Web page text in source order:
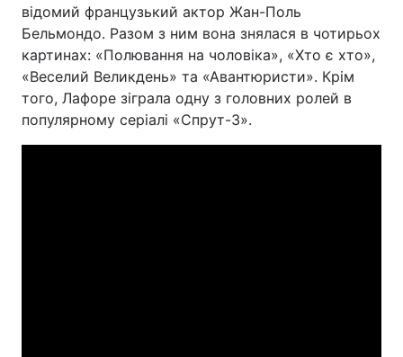
відомий французький актор Жан-Поль
Бельмондо. Разом з ним вона знялася в чотирьох
картинах: «Полювання на чоловіка», «Хто є хто»,
«Веселий Великдень» та «Авантюристи». Крім
того, Лафоре зіграла одну з головних ролей в
популярному серіалі «Спрут-3».